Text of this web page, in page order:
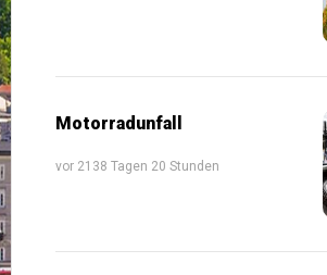
Motorradunfall
vor 2138 Tagen 20 Stunden